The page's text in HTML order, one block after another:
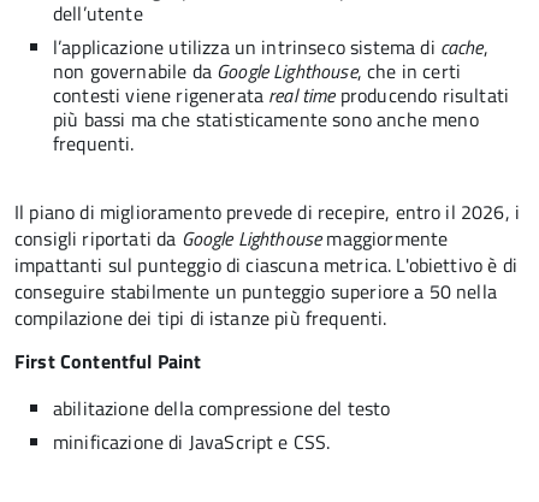
dell’utente
l’applicazione utilizza un intrinseco sistema di cache,
non governabile da Google Lighthouse, che in certi
contesti viene rigenerata real timeproducendo risultati
più bassi ma che statisticamente sono anche meno
frequenti.
Il piano di miglioramento prevede di recepire, entro il 2026, i
consigli riportati da Google Lighthousemaggiormente
impattanti sul punteggio di ciascuna metrica. L'obiettivo è di
conseguire stabilmente un punteggio superiore a 50 nella
compilazione dei tipi di istanze più frequenti.
First Contentful Paint
abilitazione della compressione del testo
minificazione di JavaScript e CSS.